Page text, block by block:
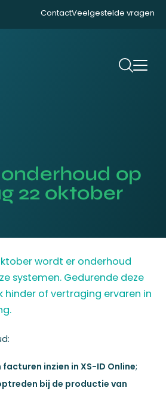
ContactVeelgestelde vragen
op
22 oktober
wordt er onderhoud
systemen. Gedurende deze
hinder of vertraging ervaren in
inzien in XS-ID Online;
bij de productie van